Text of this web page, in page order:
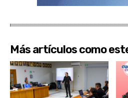
Más artículos como